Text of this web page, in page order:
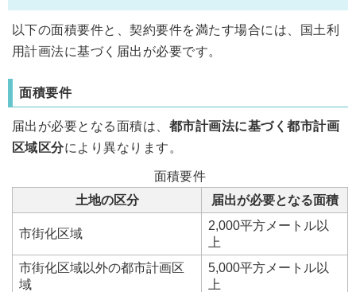
以下の面積要件と、契約要件を満たす場合には、国土利
用計画法に基づく届出が必要です。
面積要件
届出が必要となる面積は、 都市計画法に基づく都市計画
区域区分により異なります。
面積要件
土地の区分 届出が必要となる面積
市街化区域
2,000平方メートル以
上
市街化区域以外の都市計画区
域
5,000平方メートル以
上